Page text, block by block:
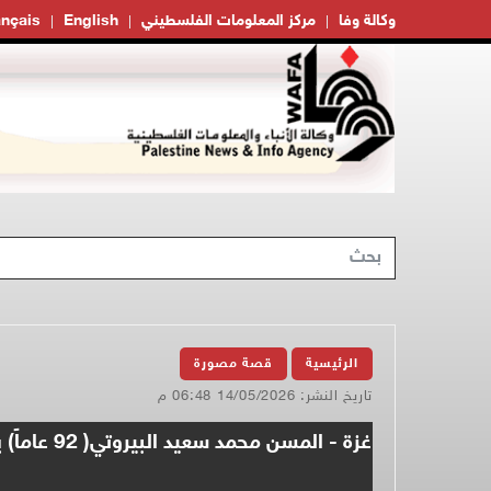
English مركز المعلومات الفلسطيني وكالة وفا
الرئيسية قصة مصورة
تاريخ النشر: 14/05/2026 06:48 م
غزة -